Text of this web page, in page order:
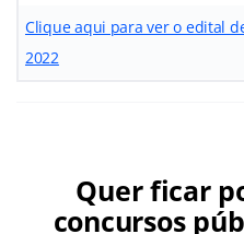
Clique aqui para ver o edital
2022
Quer ficar
concursos